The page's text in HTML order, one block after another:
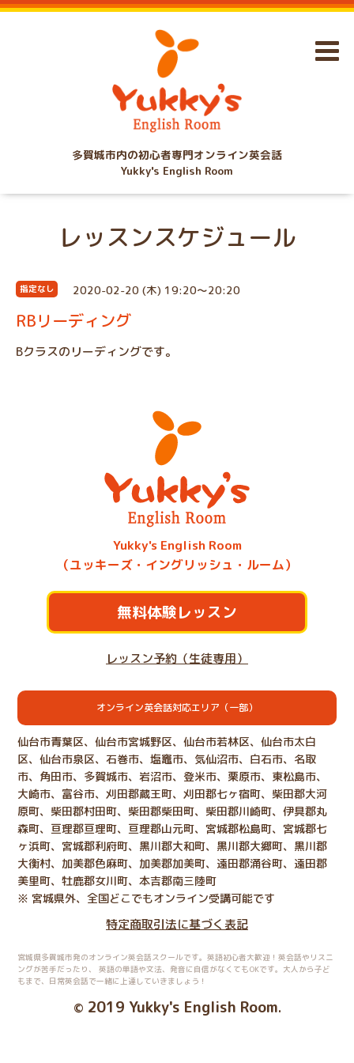
多賀城市内の初心者専門オンライン英会話
Yukky's English Room
レッスンスケジュール
指定なし 2020-02-20 (木) 19:20～20:20
RBリーディング
Bクラスのリーディングです。
Yukky's English Room
（ユッキーズ・イングリッシュ・ルーム）
無料体験レッスン
レッスン予約（生徒専用）
オンライン英会話対応エリア（一部）
仙台市青葉区、仙台市宮城野区、仙台市若林区、仙台市太白
区、仙台市泉区、石巻市、塩竈市、気仙沼市、白石市、名取
市、角田市、多賀城市、岩沼市、登米市、栗原市、東松島市、
大崎市、富谷市、刈田郡蔵王町、刈田郡七ヶ宿町、柴田郡大河
原町、柴田郡村田町、柴田郡柴田町、柴田郡川崎町、伊具郡丸
森町、亘理郡亘理町、亘理郡山元町、宮城郡松島町、宮城郡七
ヶ浜町、宮城郡利府町、黒川郡大和町、黒川郡大郷町、黒川郡
大衡村、加美郡色麻町、加美郡加美町、遠田郡涌谷町、遠田郡
美里町、牡鹿郡女川町、本吉郡南三陸町
※ 宮城県外、全国どこでもオンライン受講可能です
特定商取引法に基づく表記
宮城県多賀城市発のオンライン英会話スクールです。英語初心者大歓迎！英会話やリスニ
ングが苦手だったり、
英語の単語や文法、発音に自信がなくてもOKです。大人から子ど
もまで、日常英会話で一緒に上達していきましょう！
© 2019 Yukky's English Room.